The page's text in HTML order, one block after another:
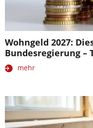
Wohngeld 2027:
Bundesregierung –
mehr